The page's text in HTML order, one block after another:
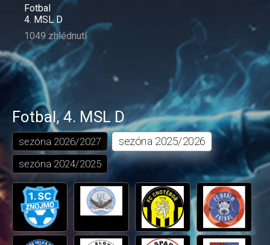
Fotbal
4. MSL D
1049 zhlédnutí
Fotbal, 4. MSL D
sezóna 2026/2027 sezóna 2025/2026
sezóna 2024/2025